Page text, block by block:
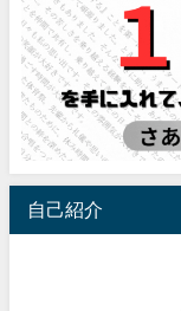
自己紹介